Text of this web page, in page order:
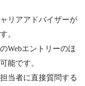
リアアドバイザーが
。
Webエントリーのほ
能です。
当者に直接質問する